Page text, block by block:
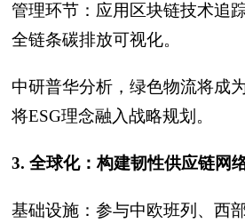
管理环节：应用区块链技术追
全链条碳排放可视化。
中研普华分析，绿色物流将成
将ESG理念融入战略规划。
3. 全球化：构建韧性供应链网
基础设施：参与中欧班列、西